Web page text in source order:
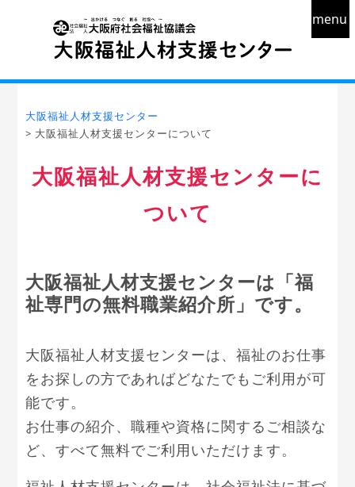
menu
大阪福祉人材支援センター
> 大阪福祉人材支援センターについて
大阪福祉人材支援センターに
ついて
大阪福祉人材支援センターは「福
祉専門の無料職業紹介所」です。
大阪福祉人材支援センターは、福祉のお仕事
をお探しの方であればどなたでもご利用が可
能です。
お仕事の紹介、職種や資格に関するご相談な
ど、すべて無料でご利用いただけます。